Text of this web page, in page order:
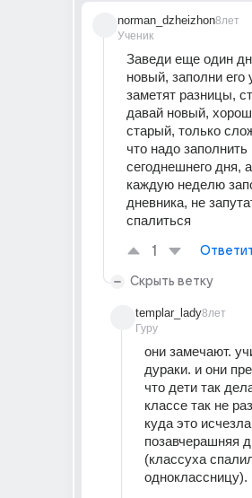
norman_dzheizhon
Ученик
8лет
Заведи еще один
новый, заполни его
заметят разницы,
давай новый,
старый, только
что надо
сегоднешнего дня,
каждую неделю
дневника, не
спалиться
1
Скрыть ветку
templar_lady
Гуру
8лет
они замечают.
дураки. и они
что дети так
классе так не
куда это исчезла
позавчерашняя
(классуха
одноклассницу).